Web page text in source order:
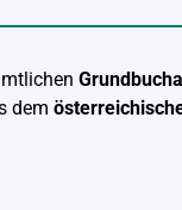
dem